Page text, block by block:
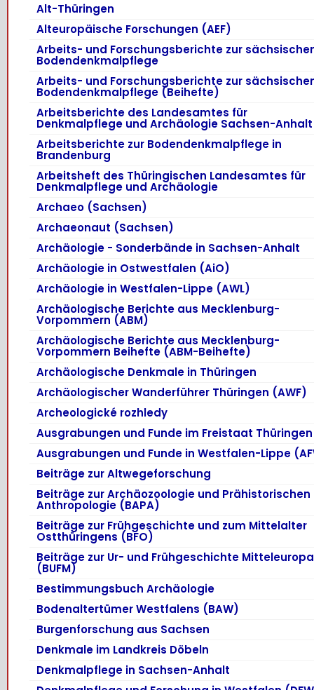
Alt-Thüringen
Alteuropäische Forschungen (AEF)
Arbeits- und Forschungsberichte zur
Bodendenkmalpflege
Arbeits- und Forschungsberichte zur
Bodendenkmalpflege (Beihefte)
Arbeitsberichte des Landesamtes für
Denkmalpflege und Archäologie Sachsen-Anhalt
Arbeitsberichte zur Bodendenkmalpflege in
Brandenburg
Arbeitsheft des Thüringischen Landesamtes für
Denkmalpflege und Archäologie
Archaeo (Sachsen)
Archaeonaut (Sachsen)
Archäologie - Sonderbände in Sachsen-Anhalt
Archäologie in Ostwestfalen (AiO)
Archäologie in Westfalen-Lippe (AWL)
Archäologische Berichte aus Mecklenburg-
Vorpommern (ABM)
Archäologische Berichte aus Mecklenburg-
Vorpommern Beihefte (ABM-Beihefte)
Archäologische Denkmale in Thüringen
Archäologischer Wanderführer Thüringen (AWF)
Archeologické rozhledy
Ausgrabungen und Funde im Freistaat Thüringen
Ausgrabungen und Funde in Westfalen-Lippe
Beiträge zur Altwegeforschung
Beiträge zur Archäozoologie und Prähistorischen
Anthropologie (BAPA)
Beiträge zur Frühgeschichte und zum Mittelalter
Ostthüringens (BFO)
Beiträge zur Ur- und Frühgeschichte
(BUFM)
Bestimmungsbuch Archäologie
Bodenaltertümer Westfalens (BAW)
Burgenforschung aus Sachsen
Denkmale im Landkreis Döbeln
Denkmalpflege in Sachsen-Anhalt